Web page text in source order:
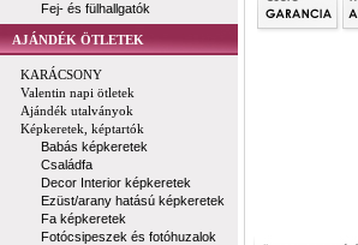
Fej- és fülhallgatók
AJÁNDÉK ÖTLETEK
KARÁCSONY
Valentin napi ötletek
Ajándék utalványok
Képkeretek, képtartók
Babás képkeretek
Családfa
Decor Interior képkeretek
Ezüst/arany hatású képkeretek
Fa képkeretek
Fotócsipeszek és fotóhuzalok